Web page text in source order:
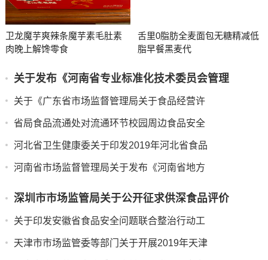
卫龙魔芋爽辣条魔芋素毛肚素
肉晚上解馋零食
舌里0脂肪全麦面包无糖精减低
脂早餐黑麦代
关于发布《河南省专业标准化技术委员会管理
关于《广东省市场监督管理局关于食品经营许
省局食品流通处对流通环节校园周边食品安全
河北省卫生健康委关于印发2019年河北省食品
河南省市场监督管理局关于发布《河南省地方
深圳市市场监管局关于公开征求供深食品评价
关于印发安徽省食品安全问题联合整治行动工
天津市市场监管委等部门关于开展2019年天津